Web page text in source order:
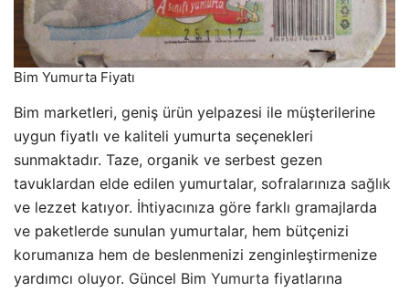
Bim Yumurta Fiyatı
Bim marketleri, geniş ürün yelpazesi ile müşterilerine
uygun fiyatlı ve kaliteli yumurta seçenekleri
sunmaktadır. Taze, organik ve serbest gezen
tavuklardan elde edilen yumurtalar, sofralarınıza sağlık
ve lezzet katıyor. İhtiyacınıza göre farklı gramajlarda
ve paketlerde sunulan yumurtalar, hem bütçenizi
korumanıza hem de beslenmenizi zenginleştirmenize
yardımcı oluyor. Güncel Bim Yumurta fiyatlarına